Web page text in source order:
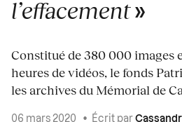
l’effacement»
Constitué de 380 000 images
heures de vidéos, le fonds
les archives du Mémorial de
06 mars 2020 • Écrit par